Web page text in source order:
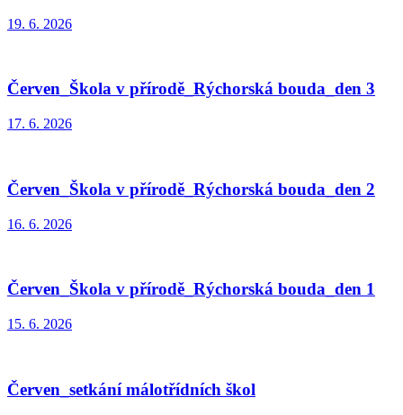
19. 6. 2026
Červen_Škola v přírodě_Rýchorská bouda_den 3
17. 6. 2026
Červen_Škola v přírodě_Rýchorská bouda_den 2
16. 6. 2026
Červen_Škola v přírodě_Rýchorská bouda_den 1
15. 6. 2026
Červen_setkání málotřídních škol